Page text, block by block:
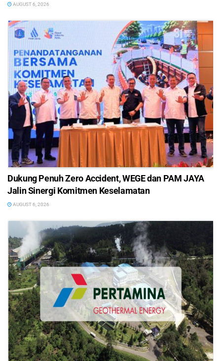
AUGUST 6, 2026
Dukung Penuh Zero Accident, WEGE dan PAM JAYA
Jalin Sinergi Komitmen Keselamatan
AUGUST 6, 2026